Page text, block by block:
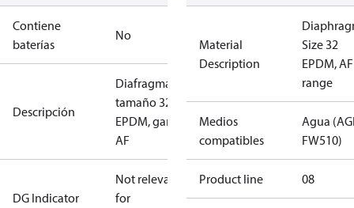
Contiene
baterías
No
Descripción
Diafragma,
tamaño 32,
EPDM, gama
AF
DG Indicator
Not relevant
for
Material
Description
Size 32
EPDM, AF
range
Medios
compatibles
Agua
FW510)
Product line 08